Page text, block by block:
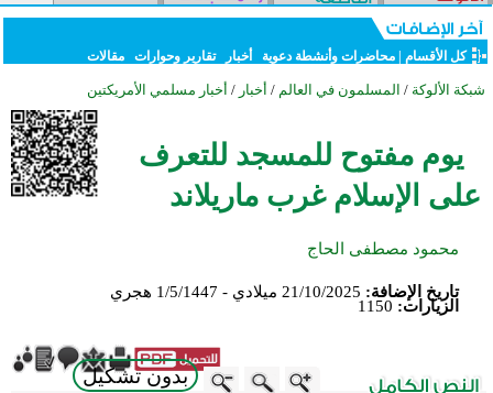
كل الأقسام |محاضرات وأنشطة دعوية أخبار تقارير وحوارات مقالات
شبكة الألوكة / المسلمون في العالم / أخبار / أخبار مسلمي الأمريكتين
يوم مفتوح للمسجد للتعرف
على الإسلام غرب ماريلاند
محمود مصطفى الحاج
تاريخ الإضافة: 21/10/2025 ميلادي - 1/5/1447 هجري
الزيارات: 1150
بدون تشكيل